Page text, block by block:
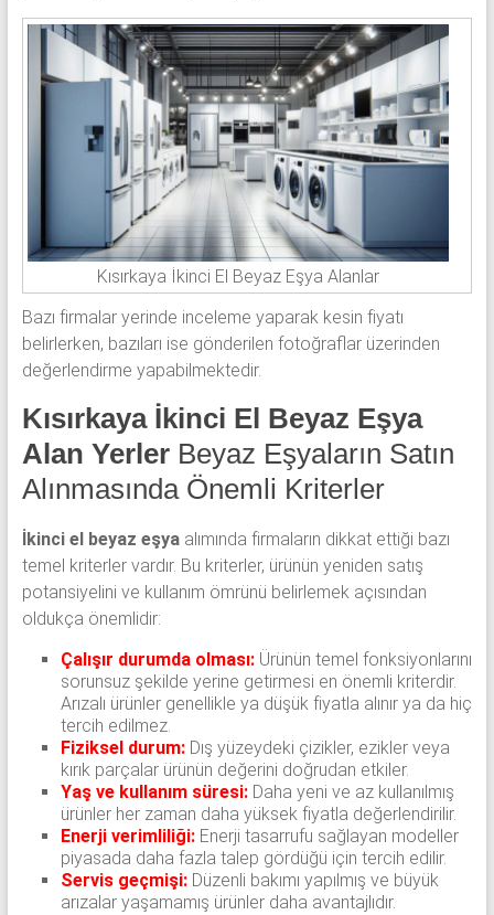
Kısırkaya İkinci El Beyaz Eşya Alanlar
Bazı firmalar yerinde inceleme yaparak kesin fiyatı
belirlerken, bazıları ise gönderilen fotoğraflar üzerinden
değerlendirme yapabilmektedir.
Kısırkaya İkinci El Beyaz Eşya
Alan Yerler Beyaz Eşyaların Satın
Alınmasında Önemli Kriterler
İkinci el beyaz eşyaalımında firmaların dikkat ettiği bazı
temel kriterler vardır. Bu kriterler, ürünün yeniden satış
potansiyelini ve kullanım ömrünü belirlemek açısından
oldukça önemlidir:
Çalışır durumda olması:Ürünün temel fonksiyonlarını
sorunsuz şekilde yerine getirmesi en önemli kriterdir.
Arızalı ürünler genellikle ya düşük fiyatla alınır ya da hiç
tercih edilmez.
Fiziksel durum:Dış yüzeydeki çizikler, ezikler veya
kırık parçalar ürünün değerini doğrudan etkiler.
Yaş ve kullanım süresi:Daha yeni ve az kullanılmış
ürünler her zaman daha yüksek fiyatla değerlendirilir.
Enerji verimliliği:Enerji tasarrufu sağlayan modeller
piyasada daha fazla talep gördüğü için tercih edilir.
Servis geçmişi:Düzenli bakımı yapılmış ve büyük
arızalar yaşamamış ürünler daha avantajlıdır.